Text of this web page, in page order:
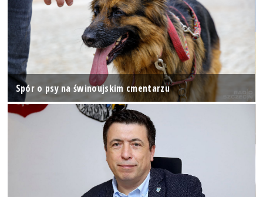
Spór o psy na świnoujskim cmentarzu